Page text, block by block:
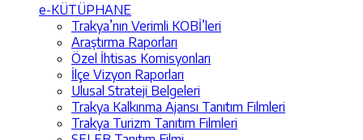
e-KÜTÜPHANE
Trakya’nın Verimli KOBİ’leri
Araştırma Raporları
Özel İhtisas Komisyonları
İlçe Vizyon Raporları
Ulusal Strateji Belgeleri
Trakya Kalkınma Ajansı Tanıtım Filmleri
Trakya Turizm Tanıtım Filmleri